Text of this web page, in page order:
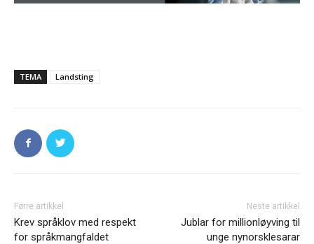
TEMA Landsting
Førre artikkel
Krev språklov med respekt
for språkmangfaldet
Neste artikkel
Jublar for millionløyving til
unge nynorsklesarar